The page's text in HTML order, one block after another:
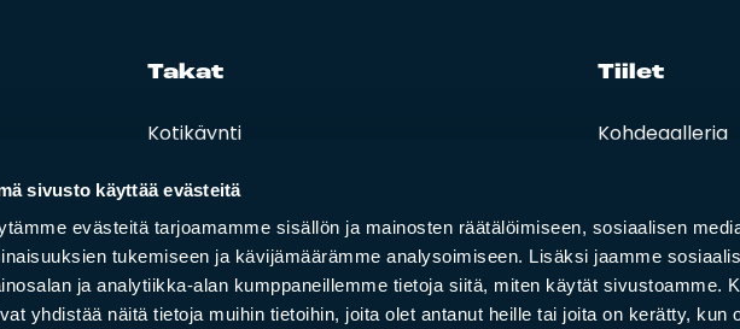
sivusto käyttää evästeitä
evästeitä tarjoamamme sisällön ja mainosten räätälöimiseen, sosiaalisen
tukemiseen ja kävijämäärämme analysoimiseen. Lisäksi jaamme
ja analytiikka-alan kumppaneillemme tietoja siitä, miten käytät sivustoamme.
yhdistää näitä tietoja muihin tietoihin, joita olet antanut heille tai joita on kerätty, kun
Ta­kat
Kotikäynti
Ohjeet ja oppaat
Tiileri lasku
Tii­let
Kohdegalleria